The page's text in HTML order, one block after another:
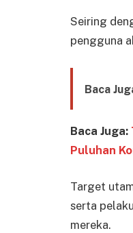
Seiring
pengguna
Baca
Baca Juga:
Puluhan
Target
serta
mereka.